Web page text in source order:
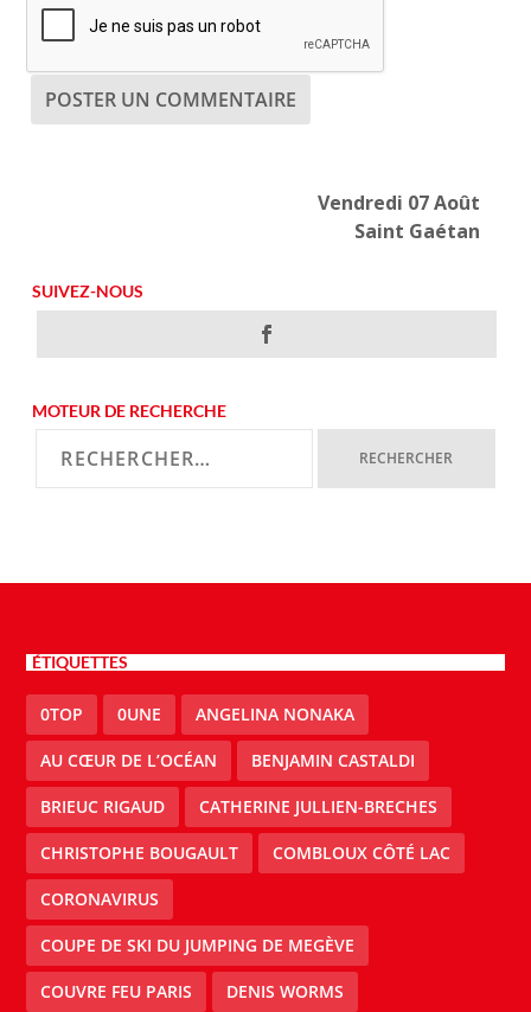
Vendredi 07 Août
Saint Gaétan
SUIVEZ-NOUS
MOTEUR DE RECHERCHE
ÉTIQUETTES
0TOP 0UNE ANGELINA NONAKA
AU CŒUR DE L’OCÉAN BENJAMIN CASTALDI
BRIEUC RIGAUD CATHERINE JULLIEN-BRECHES
CHRISTOPHE BOUGAULT COMBLOUX CÔTÉ LAC
CORONAVIRUS
COUPE DE SKI DU JUMPING DE MEGÈVE
COUVRE FEU PARIS DENIS WORMS